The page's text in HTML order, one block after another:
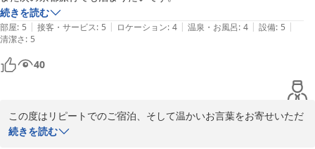
さらに「リピ決定！」とのお言葉、そして早速
次回のご予約までしていただき、心よりお礼申し上げます。ご到着
お時間につきましてはどうそ
お気になさらず、ご都合を優先して安全にお越しくださいませ。
次回も皆さまに快適なお時間をお過ごしいただけるよう、準備をさ
せていただきます。
続きを読む
部屋: 5 | 接客・サービス: 5 | ロケーション: 4 | 温泉・お風呂: 4 | 設備: 5 |
清潔さ: 5
40
この度はリピートでのご宿泊、そして温かいお言葉をお寄せいただ
きありがとうございます。
続きを読む